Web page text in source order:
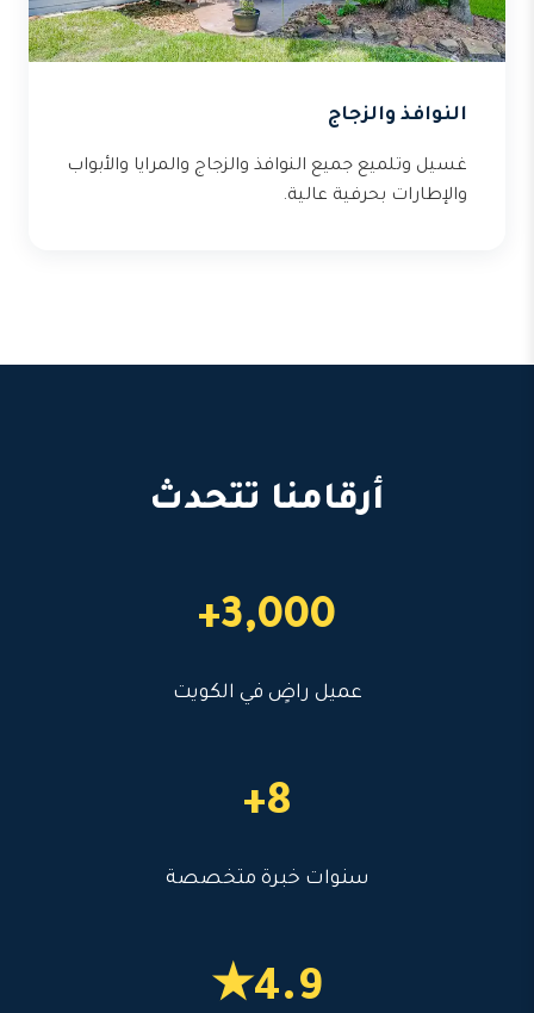
النوافذ والزجاج
غسيل وتلميع جميع النوافذ والزجاج والمرايا والأبواب
والإطارات بحرفية عالية.
أرقامنا تتحدث
3,000+
عميل راضٍ في الكويت
8+
سنوات خبرة متخصصة
4.9★